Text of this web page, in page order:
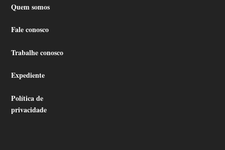
Quem somos
Fale conosco
Trabalhe conosco
Expediente
Política de
privacidade